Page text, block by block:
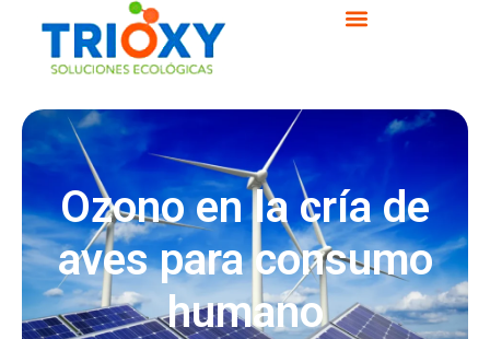
Ozono en la cría de
aves para consumo
humano